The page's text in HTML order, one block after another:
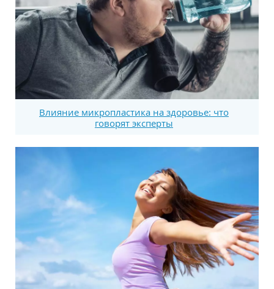
Влияние микропластика на здоровье: что
говорят эксперты